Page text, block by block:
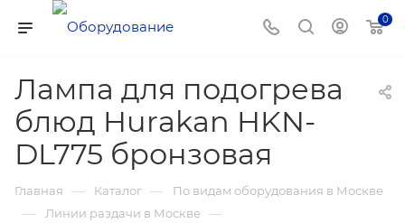
0
Лампа для подогрева
блюд Hurakan HKN-
DL775 бронзовая
Главная — Каталог — По видам оборудования в Москве
— Линии раздачи в Москве —